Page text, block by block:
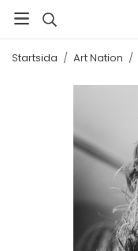
Startsida / Art Nation /